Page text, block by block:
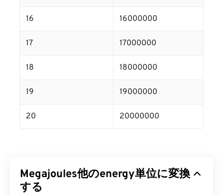
16 16000000
17 17000000
18 18000000
19 19000000
20 20000000
Megajoules他のenergy単位に変換
する